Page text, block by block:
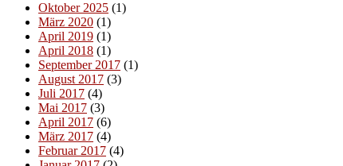
Oktober 2025 (1)
März 2020 (1)
April 2019 (1)
April 2018 (1)
September 2017 (1)
August 2017 (3)
Juli 2017 (4)
Mai 2017 (3)
April 2017 (6)
März 2017 (4)
Februar 2017 (4)